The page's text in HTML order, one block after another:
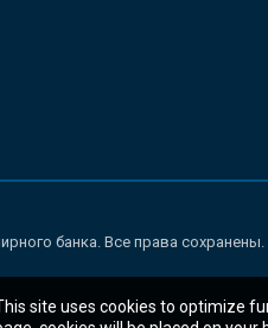
банка. Все права сохранены.
site uses cookies to optimize